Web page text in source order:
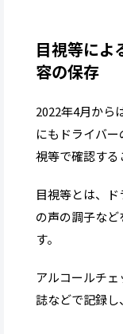
目視等によ
容の保存
2022年4月から
にもドライバ
視等で確認する
目視等とは、
の声の調子な
す。
アルコールチ
誌などで記録し